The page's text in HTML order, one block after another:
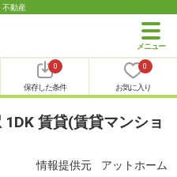
不動産
0
保存した条件
0
お気に入り
賃貸(賃貸マンショ
情報提供元 アットホーム